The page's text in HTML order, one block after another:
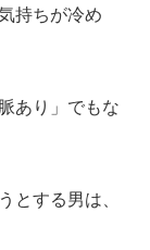
持ちが冷め
あり」でもな
する男は、